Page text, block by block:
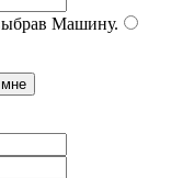
Машину.